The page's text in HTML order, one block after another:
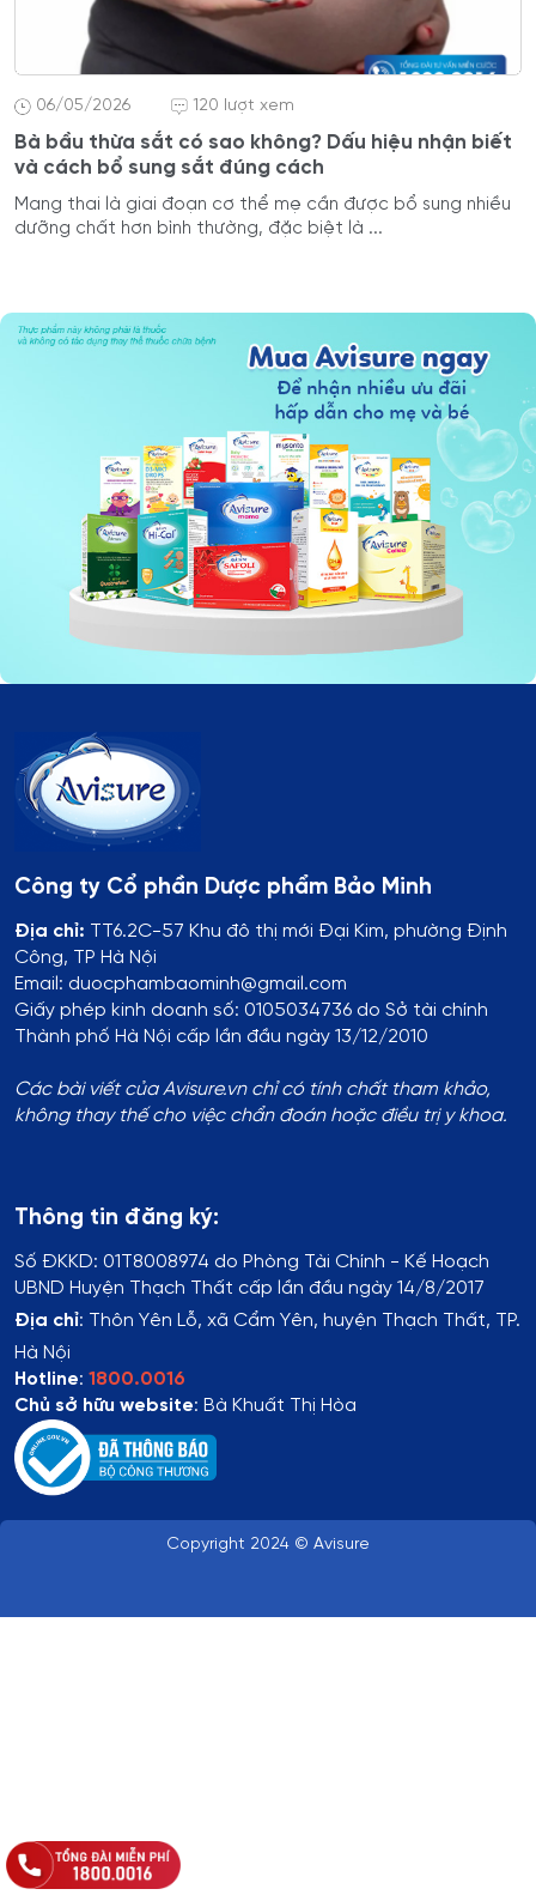
06/05/2026 120 lượt xem
Bà bầu thừa sắt có sao không? Dấu hiệu nhận biết
và cách bổ sung sắt đúng cách
Mang thai là giai đoạn cơ thể mẹ cần được bổ sung nhiều
dưỡng chất hơn bình thường, đặc biệt là ...
Công ty Cổ phần Dược phẩm Bảo Minh
Địa chỉ: TT6.2C-57 Khu đô thị mới Đại Kim, phường Định
Công, TP Hà Nội
Email: duocphambaominh@gmail.com
Giấy phép kinh doanh số: 0105034736 do Sở tài chính
Thành phố Hà Nội cấp lần đầu ngày 13/12/2010
Các bài viết của Avisure.vn chỉ có tính chất tham khảo,
không thay thế cho việc chẩn đoán hoặc điều trị y khoa.
Thông tin đăng ký:
Số ĐKKD: 01T8008974 do Phòng Tài Chính - Kế Hoạch
UBND Huyện Thạch Thất cấp lần đầu ngày 14/8/2017
Địa chỉ: Thôn Yên Lỗ, xã Cẩm Yên, huyện Thạch Thất, TP.
Hà Nội
Hotline: 1800.0016
Chủ sở hữu website: Bà Khuất Thị Hòa
Copyright 2024 © Avisure